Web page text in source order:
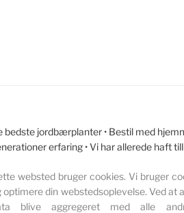
bedste jordbærplanter • Bestil med
erfaring • Vi har allerede haft
websted bruger cookies. Vi bruger
optimere din webstedsoplevelse. Ved
blive aggregeret med alle